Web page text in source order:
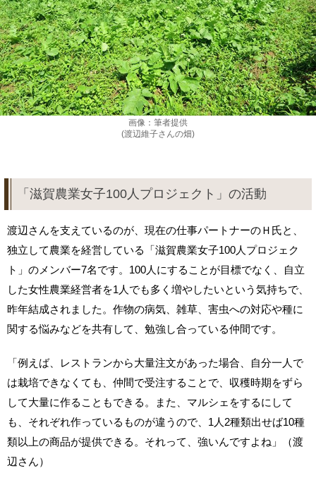
画像：筆者提供
(渡辺維子さんの畑)
「滋賀農業女子100人プロジェクト」の活動
渡辺さんを支えているのが、現在の仕事パートナーのＨ氏と、
独立して農業を経営している「滋賀農業女子100人プロジェク
ト」のメンバー7名です。100人にすることが目標でなく、自立
した女性農業経営者を1人でも多く増やしたいという気持ちで、
昨年結成されました。作物の病気、雑草、害虫への対応や種に
関する悩みなどを共有して、勉強し合っている仲間です。
「例えば、レストランから大量注文があった場合、自分一人で
は栽培できなくても、仲間で受注することで、収穫時期をずら
して大量に作ることもできる。また、マルシェをするにして
も、それぞれ作っているものが違うので、1人2種類出せば10種
類以上の商品が提供できる。それって、強いんですよね」（渡
辺さん）